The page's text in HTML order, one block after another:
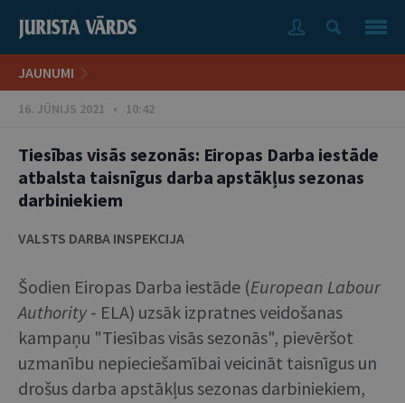
JAUNUMI
16. JŪNIJS 2021 • 10:42
Tiesības visās sezonās: Eiropas Darba iestāde
atbalsta taisnīgus darba apstākļus sezonas
darbiniekiem
VALSTS DARBA INSPEKCIJA
Šodien Eiropas Darba iestāde (European Labour
Authority- ELA) uzsāk izpratnes veidošanas
kampaņu "Tiesības visās sezonās", pievēršot
uzmanību nepieciešamībai veicināt taisnīgus un
drošus darba apstākļus sezonas darbiniekiem,